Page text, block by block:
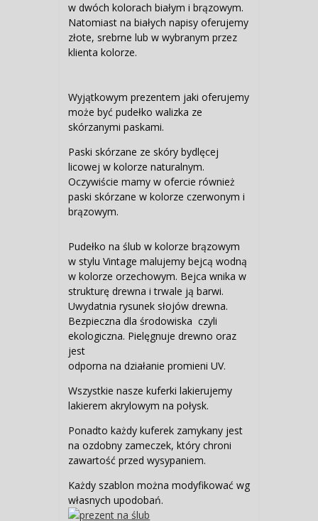
w dwóch kolorach białym i brązowym.
Natomiast na białych napisy oferujemy
złote, srebrne lub w wybranym przez
klienta kolorze.
Wyjątkowym prezentem jaki oferujemy
może być pudełko walizka ze
skórzanymi paskami.
Paski skórzane ze skóry bydlęcej
licowej w kolorze naturalnym.
Oczywiście mamy w ofercie również
paski skórzane w kolorze czerwonym i
brązowym.
Pudełko na ślub w kolorze brązowym
w stylu Vintage malujemy bejcą wodną
w kolorze orzechowym. Bejca wnika w
strukturę drewna i trwale ją barwi.
Uwydatnia rysunek słojów drewna.
Bezpieczna dla środowiska czyli
ekologiczna. Pielęgnuje drewno oraz
jest
odporna na działanie promieni UV.
Wszystkie nasze kuferki lakierujemy
lakierem akrylowym na połysk.
Ponadto każdy kuferek zamykany jest
na ozdobny zameczek, który chroni
zawartość przed wysypaniem.
Każdy szablon można modyfikować wg
własnych upodobań.